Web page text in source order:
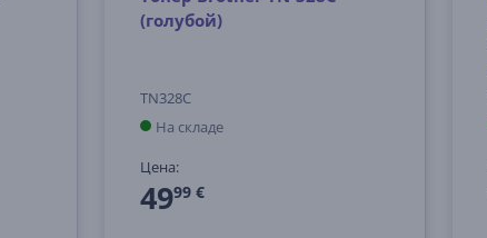
(голубой)
TN328C
На складе
Цена:
4999 €